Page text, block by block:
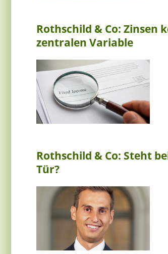
Rothschild & Co:
zentralen Variable
Rothschild & Co: Steht
Tür?